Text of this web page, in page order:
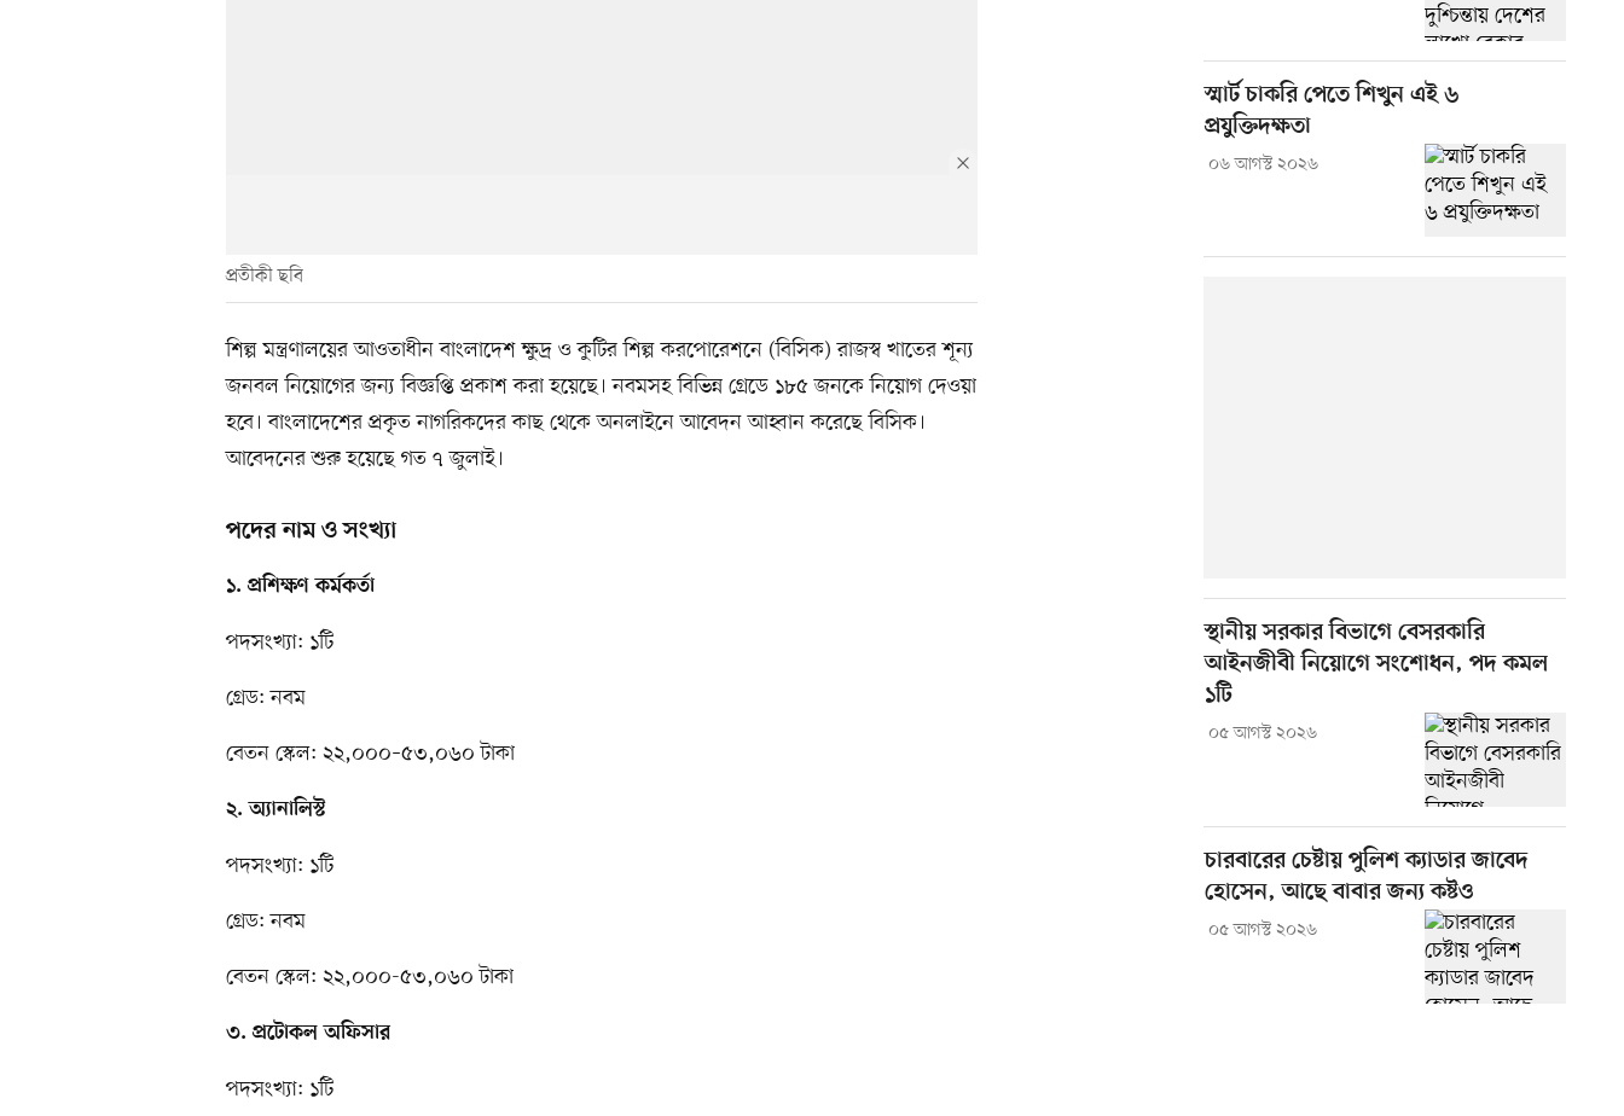
প্রতীকী ছবি
শিল্প মন্ত্রণালয়ের আওতাধীন বাংলাদেশ ক্ষুদ্র ও কুটির শিল্প করপোরেশনে (বিসিক) রাজস্ব খাতের শূন্য
জনবল নিয়োগের জন্য বিজ্ঞপ্তি প্রকাশ করা হয়েছে। নবমসহ বিভিন্ন গ্রেডে ১৮৫ জনকে নিয়োগ দেওয়া
হবে। বাংলাদেশের প্রকৃত নাগরিকদের কাছ থেকে অনলাইনে আবেদন আহ্বান করেছে বিসিক।
আবেদনের শুরু হয়েছে গত ৭ জুলাই।
পদের নাম ও সংখ্যা
১. প্রশিক্ষণ কর্মকর্তা
পদসংখ্যা: ১টি
গ্রেড: নবম
বেতন স্কেল: ২২,০০০–৫৩,০৬০ টাকা
২. অ্যানালিস্ট
পদসংখ্যা: ১টি
গ্রেড: নবম
বেতন স্কেল: ২২,০০০-৫৩,০৬০ টাকা
৩. প্রটোকল অফিসার
পদসংখ্যা: ১টি
স্মার্ট চাকরি পেতে শিখুন এই ৬
প্রযুক্তিদক্ষতা
০৬ আগস্ট ২০২৬
স্থানীয় সরকার বিভাগে বেসরকারি
আইনজীবী নিয়োগে সংশোধন, পদ কমল
১টি
০৫ আগস্ট ২০২৬
চারবারের চেষ্টায় পুলিশ ক্যাডার জাবেদ
হোসেন, আছে বাবার জন্য কষ্টও
০৫ আগস্ট ২০২৬